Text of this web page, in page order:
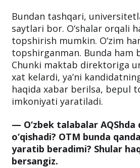
Bundan tashqari,
saytlari bor. O‘shalar orqali
topshirish mumkin. O‘zim
topshirganman. Bunda ham
Chunki maktab direktoriga
xat kelardi, ya’ni
haqida xabar berilsa, bepul
imkoniyati yaratiladi.
— O‘zbek talabalar AQShda
o‘qishadi? OTM bunda
yaratib beradimi? Shular
bersangiz.